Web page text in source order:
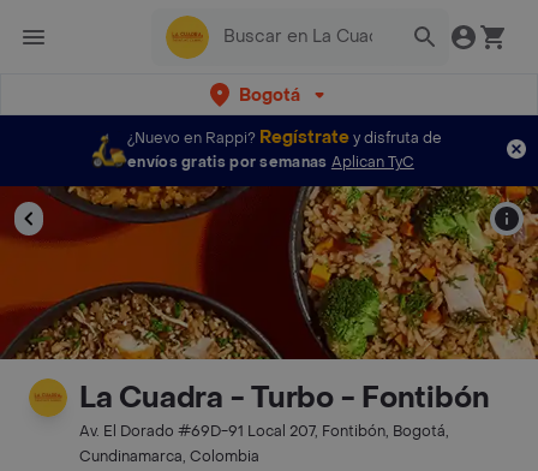
Bogotá
¿Nuevo en Rappi? Regístratey disfruta de
envíos gratis por semanas Aplican TyC
La Cuadra - Turbo - Fontibón
Av. El Dorado #69D-91 Local 207, Fontibón, Bogotá,
Cundinamarca, Colombia